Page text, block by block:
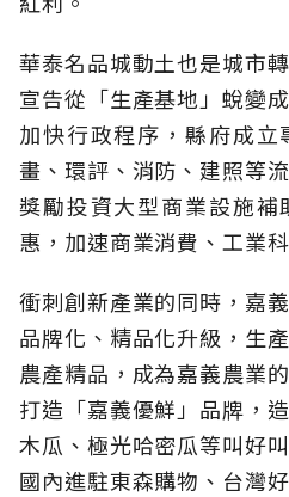
華泰名品城動土也是城市
宣告從「生產基地」蛻變
加快行政程序，縣府成
畫、環評、消防、建照等
獎勵投資大型商業設施
惠，加速商業消費、工業
衝刺創新產業的同時，嘉
品牌化、精品化升級，生
農產精品，成為嘉義農業
打造「嘉義優鮮」品牌，
木瓜、極光哈密瓜等叫好
國內進駐東森購物、台灣